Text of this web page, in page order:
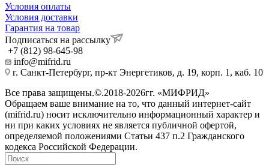
Условия оплаты
Условия доставки
Гарантия на товар
Подписаться на рассылку
+7 (812) 98-645-98
info@mifrid.ru
г. Санкт-Петербург, пр-кт Энергетиков, д. 19, корп. 1, каб. 10
Все права защищены.©.2018-2026гг. «МИФРИД»
Обращаем ваше внимание на то, что данный интернет-сайт
(mifrid.ru) носит исключительно информационный характер и
ни при каких условиях не является публичной офертой,
определяемой положениями Статьи 437 п.2 Гражданского
кодекса Российской Федерации.